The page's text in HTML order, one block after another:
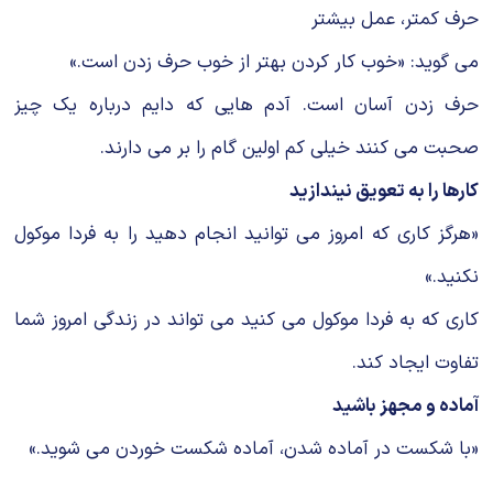
حرف کمتر، عمل بیشتر
می گوید: «خوب کار کردن بهتر از خوب حرف زدن است.»
حرف زدن آسان است. آدم هایی که دایم درباره یک چیز
صحبت می کنند خیلی کم اولین گام را بر می دارند.
کارها را به تعویق نیندازید
«هرگز کاری که امروز می توانید انجام دهید را به فردا موکول
نکنید.»
کاری که به فردا موکول می کنید می تواند در زندگی امروز شما
تفاوت ایجاد کند.
آماده و مجهز باشید
«با شکست در آماده شدن، آماده شکست خوردن می شوید.»